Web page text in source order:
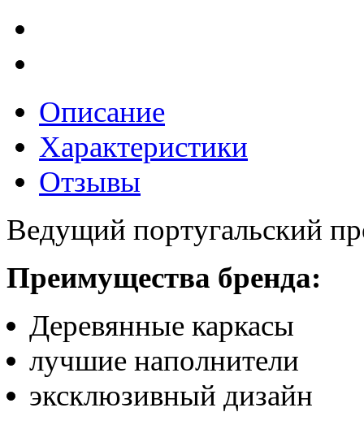
Описание
Характеристики
Отзывы
Ведущий португальский
Преимущества бренда:
Деревянные каркасы
лучшие наполнители
эксклюзивный дизайн